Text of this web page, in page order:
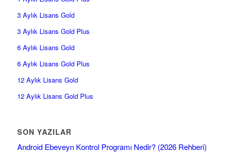
3 Aylık Lisans Gold
3 Aylık Lisans Gold Plus
6 Aylık Lisans Gold
6 Aylık Lisans Gold Plus
12 Aylık Lisans Gold
12 Aylık Lisans Gold Plus
SON YAZILAR
Android Ebeveyn Kontrol Programı Nedir? (2026 Rehberi)